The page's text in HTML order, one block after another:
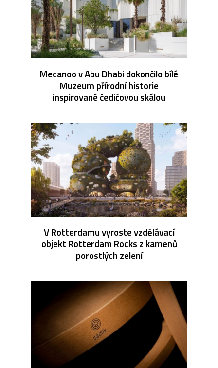
Mecanoo v Abu Dhabi dokončilo bílé
Muzeum přírodní historie
inspirované čedičovou skálou
V Rotterdamu vyroste vzdělávací
objekt Rotterdam Rocks z kamenů
porostlých zelení